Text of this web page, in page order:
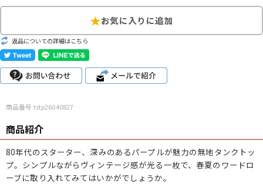
Search by Particularこだわりから探す
Search by Size
ジャケット XS S M L XL
スウェット XS S M L XL
返品についての詳細はこちら
商品番号 tstp26040827
商品紹介
80年代のスターター、深みのあるパープルが魅力の無地タンクトッ
プ。シンプルながらヴィンテージ感が光る一枚で、春夏のワードロ
ーブに取り入れてみてはいかがでしょうか。